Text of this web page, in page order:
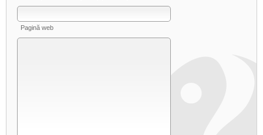
Pagină web